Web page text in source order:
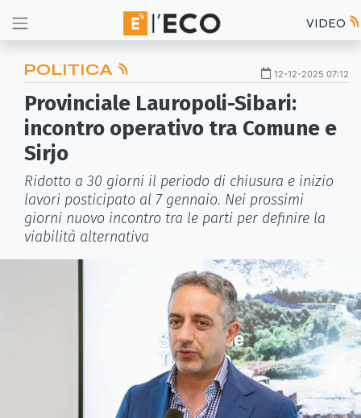
VIDEO
POLITICA 12-12-2025 07:12
Provinciale Lauropoli-Sibari:
incontro operativo tra Comune e
Sirjo
Ridotto a 30 giorni il periodo di chiusura e inizio
lavori posticipato al 7 gennaio. Nei prossimi
giorni nuovo incontro tra le parti per definire la
viabilità alternativa